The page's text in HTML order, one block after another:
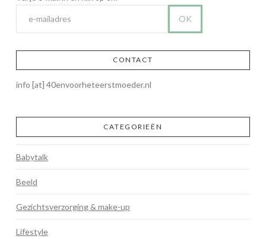
CONTACT
info [at] 40envoorheteerstmoeder.nl
CATEGORIEËN
Babytalk
Beeld
Gezichtsverzorging & make-up
Lifestyle